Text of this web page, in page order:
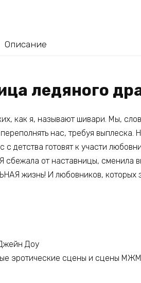
Описание
ледяного
как я, называют шивари. Мы,
нас, требуя выплеска.
детства готовят к участи
сбежала от наставницы, сменила
жизнь! И любовников, которых
Доу
эротические сцены и сцены